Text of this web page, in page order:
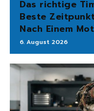
Das richtige
Beste
Nach Einem
6. August 2026